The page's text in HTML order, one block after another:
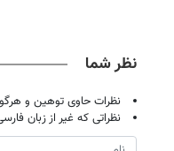
نظر شما
نظرات حاوی توهین و
نظراتی که غیر از زبان